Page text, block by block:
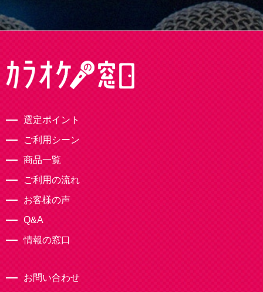
選定ポイント
ご利用シーン
商品一覧
ご利用の流れ
お客様の声
Q&A
情報の窓口
お問い合わせ